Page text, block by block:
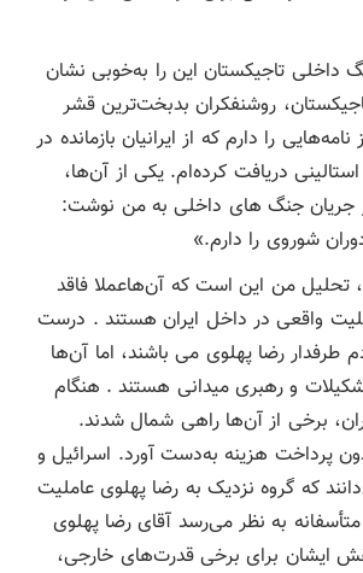
داخلی تاجیکستان این را به‌خوبی نشان
روشنفکران بدبخت‌ترین قشر
را دارم که از ایرانیان بازمانده در
دریافت کرده‌ام. یکی از آن‌ها،
جریان جنگ های داخلی به من نوشت:
شوروی را دارم.»
تحلیل من این است که آن‌هاعملا فاقد
واقعی در داخل ایران هستند . درست
رضا پهلوی می باشند، اما آن‌ها
تشکیلات و رهبری میدانی هستند . هنگام
برخی از آن‌ها راهی شمال شدند.
پرداخت هزینه به‌دست آورد. اسرائیل و
که گروه نزدیک به رضا پهلوی عاملیت
به نظر می‌رسد آقای رضا پهلوی
نقش ایشان برای برخی قدرت‌های خارجی،